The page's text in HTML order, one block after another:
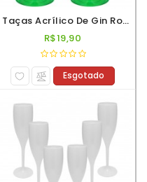
6 Taças Acrílico De Gin Roder 560ml Verde Translúcido
R$19,90
Esgotado